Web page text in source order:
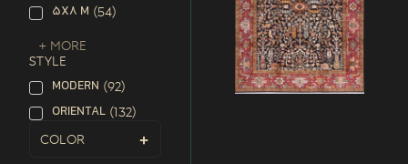
5X8 M (54)
+ More
STYLE
MODERN (92)
ORIENTAL (132)
Color